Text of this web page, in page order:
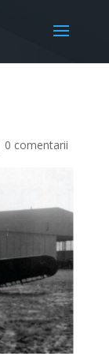
0 comentarii